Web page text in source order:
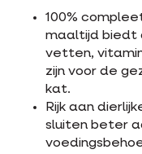
100%
maaltijd biedt
vetten,
zijn voor de
kat.
Rijk aan
sluiten beter